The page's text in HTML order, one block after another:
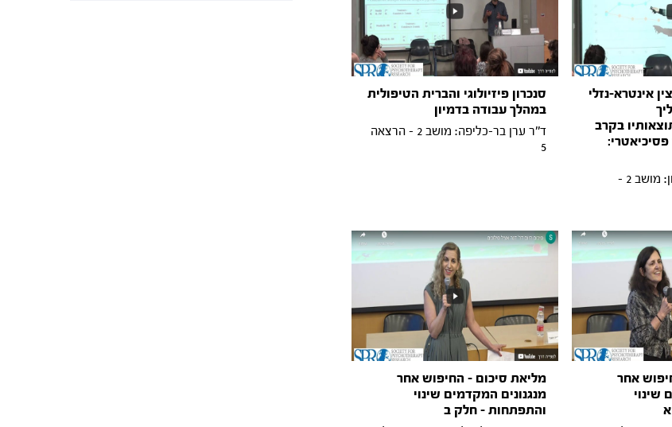
אינטרא-נזלי
בקרב
אריאלה גרוסמן-גירון: מושב 2 -
סנכרון פיזיולוגי והברית הטיפולית
במהלך עבודה בדמיון
ד''ר ערן בר-כליפה: מושב 2 - הרצאה
5
אחר
שינוי
מליאת סיכום - החיפוש אחר
מנגנונים המקדמים שינוי
והתפתחות - חלק ב